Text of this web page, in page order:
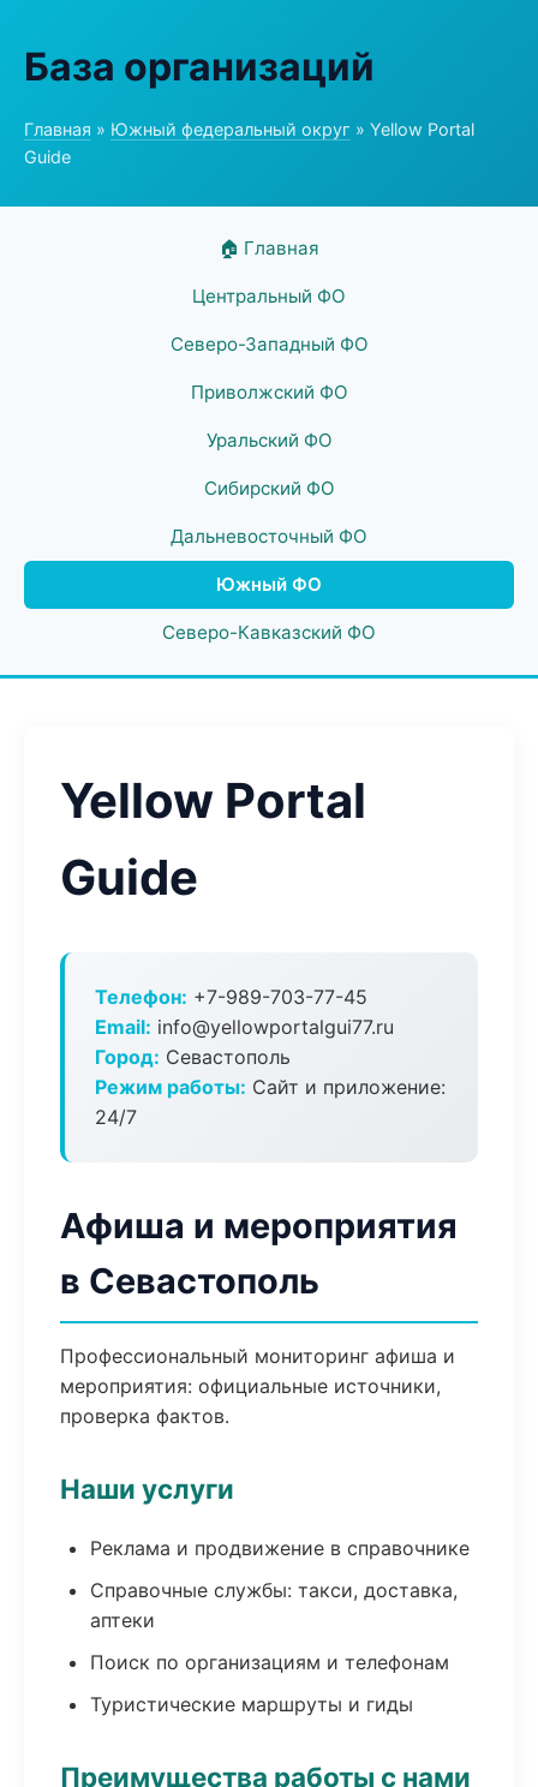
База организаций
Главная » Южный федеральный округ » Yellow Portal
Guide
🏠 Главная
Центральный ФО
Северо-Западный ФО
Приволжский ФО
Уральский ФО
Сибирский ФО
Дальневосточный ФО
Южный ФО
Северо-Кавказский ФО
Yellow Portal
Guide
Телефон: +7-989-703-77-45
Email: info@yellowportalgui77.ru
Город: Севастополь
Режим работы: Сайт и приложение:
24/7
Афиша и мероприятия
в Севастополь
Профессиональный мониторинг афиша и
мероприятия: официальные источники,
проверка фактов.
Наши услуги
Реклама и продвижение в справочнике
Справочные службы: такси, доставка,
аптеки
Поиск по организациям и телефонам
Туристические маршруты и гиды
Преимущества работы с нами